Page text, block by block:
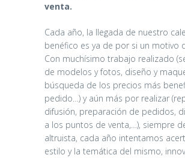
venta.
Cada año, la llegada de nuestro
benéfico es ya de por si un motivo
Con muchísimo trabajo realizado
de modelos y fotos, diseño y
búsqueda de los precios más
pedido…) y aún más por realizar
difusión, preparación de pedidos,
a los puntos de venta,…), siempre
altruista, cada año intentamos
estilo y la temática del mismo,